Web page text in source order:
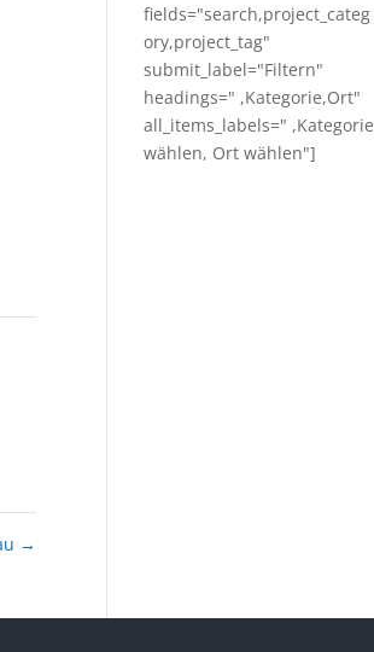
→
fields="search,project_categ
ory,project_tag"
submit_label="Filtern"
headings=" ,Kategorie,Ort"
all_items_labels=" ,Kategorie
wählen, Ort wählen"]